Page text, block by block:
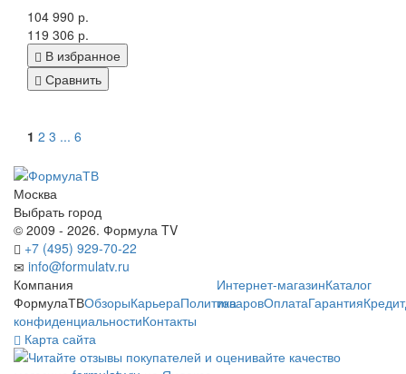
104 990 р.
119 306 р.
В избранное
Сравнить
1 2 3 ... 6
Москва
Выбрать город
© 2009 - 2026. Формула TV
+7 (495) 929-70-22
info@formulatv.ru
Компания
ФормулаТВОбзорыКарьераПолитика
конфиденциальностиКонтакты
Интернет-магазинКаталог
товаровОплатаГарантияКредит
Карта сайта